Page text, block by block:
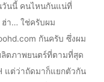
วันนี้ คนไหนกันแน่ที่
ฮ่า… ใช่ครับผม
กันครับ ซึ่งผม
ลิตภาพยนตร์ที่ตามที่สุด
แต่ว่าถัดมาก็แยกตัวกัน